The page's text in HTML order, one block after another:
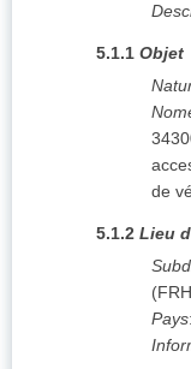
5.1.1 Objet
de
5.1.2 Lieu
(
Pays: